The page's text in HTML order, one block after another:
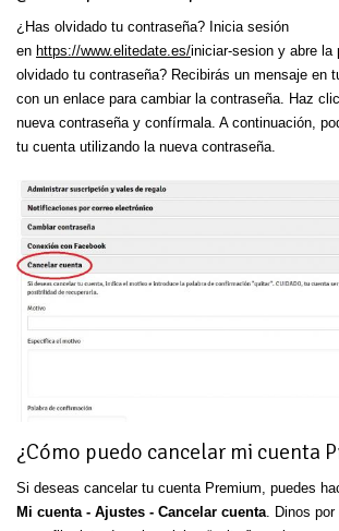
¿Has olvidado tu contraseña? Inicia sesión
en https://www.elitedate.es/iniciar-sesion y abre la
olvidado tu contraseña? Recibirás un mensaje en
con un enlace para cambiar la contraseña. Haz
nueva contraseña y confírmala. A continuación,
tu cuenta utilizando la nueva contraseña.
¿Cómo puedo cancelar mi cuenta
Si deseas cancelar tu cuenta Premium, puedes
Mi cuenta - Ajustes - Cancelar cuenta . Dinos